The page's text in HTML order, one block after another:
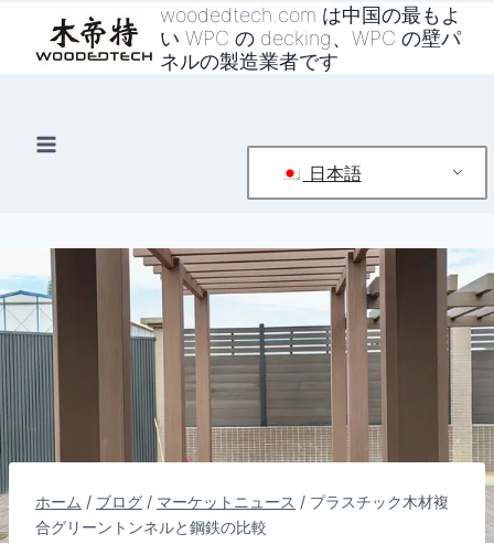
プ
woodedtech.com は中国の最もよ
い WPC の decking、WPC の壁パ
ネルの製造業者です
日本語
ホーム / ブログ / マーケットニュース / プラスチック木材複
合グリーントンネルと鋼鉄の比較